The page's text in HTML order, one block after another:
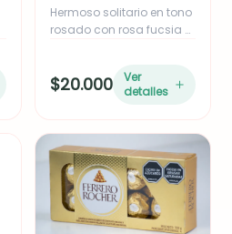
Hermoso solitario en tono
rosado con rosa fucsia o
Ideal para empresas o
como complemento de
cinta de tela.
$20.000
Ver
detalles